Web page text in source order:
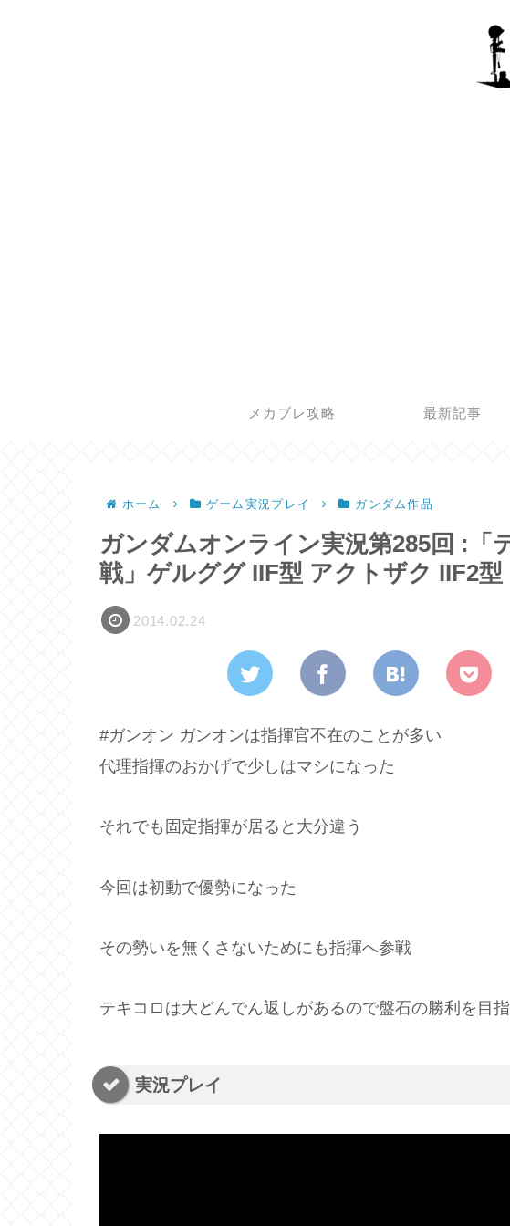
メカブレ攻略 最新記事
ホーム ゲーム実況プレイ ガンダム作品
ガンダムオンライン実況第285回 :「
戦」ゲルググ IIF型 アクトザク IIF2型
2014.02.24
#ガンオン ガンオンは指揮官不在のことが多い
代理指揮のおかげで少しはマシになった
それでも固定指揮が居ると大分違う
今回は初動で優勢になった
その勢いを無くさないためにも指揮へ参戦
テキコロは大どんでん返しがあるので盤石の勝利を目
実況プレイ